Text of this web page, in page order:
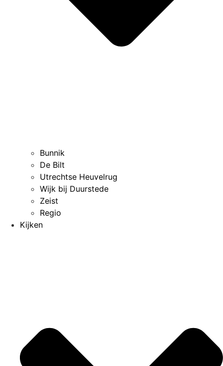
Bunnik
De Bilt
Utrechtse Heuvelrug
Wijk bij Duurstede
Zeist
Regio
Kijken